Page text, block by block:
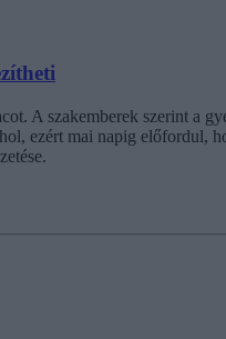
A szakemberek szerint a
ezért mai napig előfordul,